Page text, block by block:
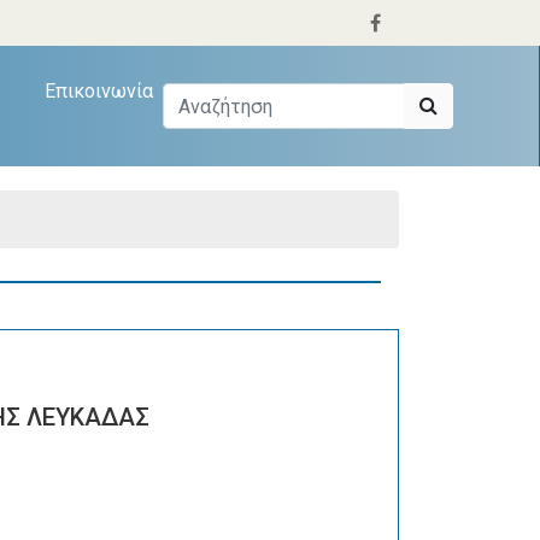
Επικοινωνία
ΛΕΥΚΑΔΑΣ